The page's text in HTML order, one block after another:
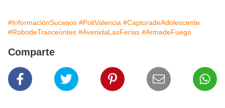
#InformaciónSucesos #PoliValencia #CapturadeAdolescente
#RobodeTrasceúntes #AvenidaLasFerias #ArmadeFuego
Comparte